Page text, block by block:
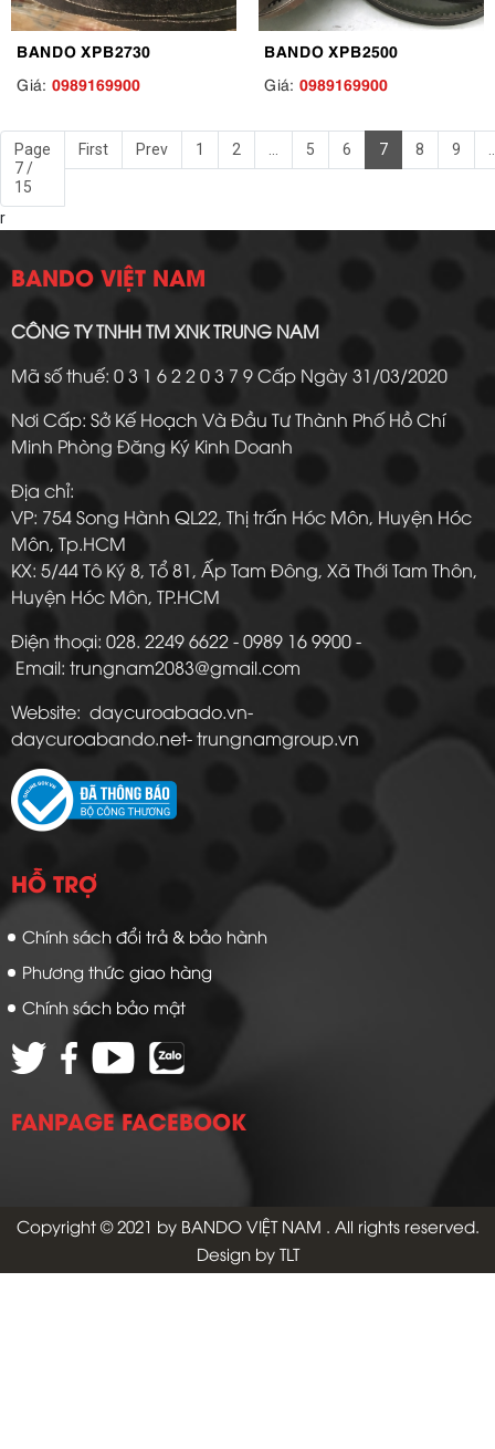
BANDO XPB2730
Giá: 0989169900
BANDO XPB2500
Giá: 0989169900
Page
7 /
15
First Prev 1 2 ... 5 6 7 8 9
r
BANDO VIỆT NAM
CÔNG TY TNHH TM XNK TRUNG NAM
Mã số thuế: 0 3 1 6 2 2 0 3 7 9 Cấp Ngày 31/03/2020
Nơi Cấp: Sở Kế Hoạch Và Đầu Tư Thành Phố Hồ Chí
Minh Phòng Đăng Ký Kinh Doanh
Địa chỉ:
VP: 754 Song Hành QL22, Thị trấn Hóc Môn, Huyện Hóc
Môn, Tp.HCM
KX: 5/44 Tô Ký 8, Tổ 81, Ấp Tam Đông, Xã Thới Tam Thôn,
Huyện Hóc Môn, TP.HCM
Điện thoại: 028. 2249 6622 - 0989 16 9900 -
Email: trungnam2083@gmail.com
Website: daycuroabado.vn-
daycuroabando.net- trungnamgroup.vn
HỖ TRỢ
Chính sách đổi trả & bảo hành
Phương thức giao hàng
Chính sách bảo mật
FANPAGE FACEBOOK
Copyright © 2021 by BANDO VIỆT NAM . All rights reserved.
Design by TLT